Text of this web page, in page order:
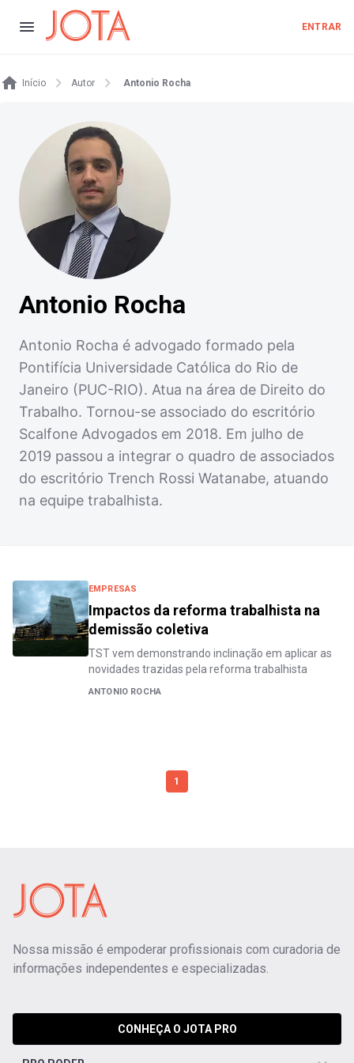
ENTRAR
Início Autor Antonio Rocha
Antonio Rocha
Antonio Rocha é advogado formado pela
Pontifícia Universidade Católica do Rio de
Janeiro (PUC-RIO). Atua na área de Direito do
Trabalho. Tornou-se associado do escritório
Scalfone Advogados em 2018. Em julho de
2019 passou a integrar o quadro de associados
do escritório Trench Rossi Watanabe, atuando
na equipe trabalhista.
EMPRESAS
Impactos da reforma trabalhista na
demissão coletiva
TST vem demonstrando inclinação em aplicar as
novidades trazidas pela reforma trabalhista
ANTONIO ROCHA
1
Nossa missão é empoderar profissionais com curadoria de
informações independentes e especializadas.
CONHEÇA O JOTA PRO